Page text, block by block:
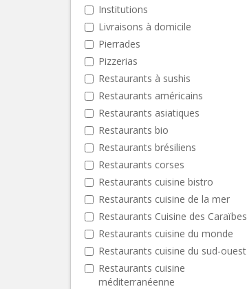
Institutions
Livraisons à domicile
Pierrades
Pizzerias
Restaurants à sushis
Restaurants américains
Restaurants asiatiques
Restaurants bio
Restaurants brésiliens
Restaurants corses
Restaurants cuisine bistro
Restaurants cuisine de la mer
Restaurants Cuisine des Caraïbes
Restaurants cuisine du monde
Restaurants cuisine du sud-ouest
Restaurants cuisine
méditerranéenne